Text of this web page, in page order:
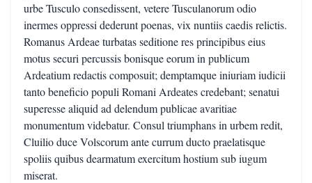
urbe Tusculo consedissent, vetere Tusculanorum odio
inermes oppressi dederunt poenas, vix nuntiis caedis relictis.
Romanus Ardeae turbatas seditione res principibus eius
motus securi percussis bonisque eorum in publicum
Ardeatium redactis composuit; demptamque iniuriam iudicii
tanto beneficio populi Romani Ardeates credebant; senatui
superesse aliquid ad delendum publicae avaritiae
monumentum videbatur. Consul triumphans in urbem redit,
Cluilio duce Volscorum ante currum ducto praelatisque
spoliis quibus dearmatum exercitum hostium sub iugum
miserat.